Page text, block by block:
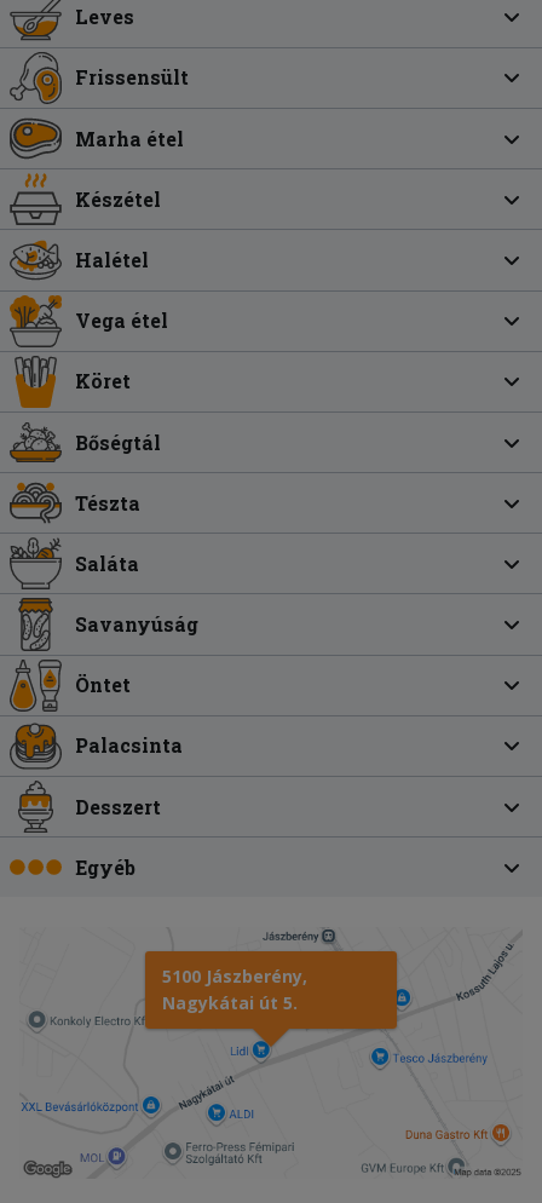
Leves
Frissensült
Marha étel
Készétel
Halétel
Vega étel
Köret
Bőségtál
Tészta
Saláta
Savanyúság
Öntet
Palacsinta
Desszert
Egyéb
5100 Jászberény,
Nagykátai út 5.